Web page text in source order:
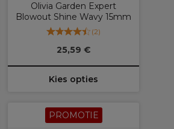
Olivia Garden Expert
Blowout Shine Wavy 15mm
(2)
25,59 €
Kies opties
PROMOTIE